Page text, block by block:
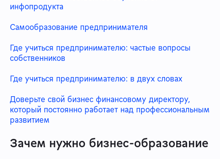
инфопродукта
Самообразование предпринимателя
Где учиться предпринимателю: частые вопросы
собственников
Где учиться предпринимателю: в двух словах
Доверьте свой бизнес финансовому директору,
который постоянно работает над профессиональным
развитием
Зачем нужно бизнес-образование